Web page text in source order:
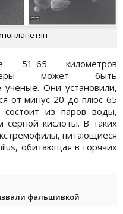
51-65 километров
может быть
ученые. Они установили,
от минус 20 до плюс 65
состоит из паров воды,
серной кислоты. В таких
питающиеся
обитающая в горячих
фальшивкой